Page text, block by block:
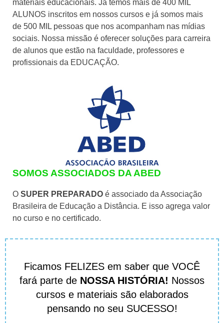
materiais educacionais. Já temos mais de 400 MIL
ALUNOS inscritos em nossos cursos e já somos mais
de 500 MIL pessoas que nos acompanham nas mídias
sociais. Nossa missão é oferecer soluções para carreira
de alunos que estão na faculdade, professores e
profissionais da EDUCAÇÃO.
SOMOS ASSOCIADOS DA ABED
O SUPER PREPARADO é associado da Associação
Brasileira de Educação a Distância. E isso agrega valor
no curso e no certificado.
Ficamos FELIZES em saber que VOCÊ
fará parte de NOSSA HISTÓRIA! Nossos
cursos e materiais são elaborados
pensando no seu SUCESSO!